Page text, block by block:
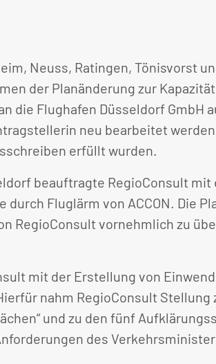
Neuss, Ratingen, Tönisvorst
der Planänderung zur
die Flughafen Düsseldorf GmbH
neu bearbeitet
erfüllt wurden.
beauftragte RegioConsult
Fluglärm von ACCON. Die
RegioConsult vornehmlich zu
mit der Erstellung von
nahm RegioConsult
und zu den fünf
des